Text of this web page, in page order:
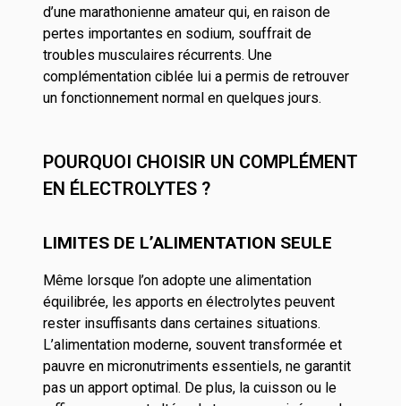
d’une marathonienne amateur qui, en raison de
pertes importantes en sodium, souffrait de
troubles musculaires récurrents. Une
complémentation ciblée lui a permis de retrouver
un fonctionnement normal en quelques jours.
POURQUOI CHOISIR UN COMPLÉMENT
EN ÉLECTROLYTES ?
LIMITES DE L’ALIMENTATION SEULE
Même lorsque l’on adopte une alimentation
équilibrée, les apports en électrolytes peuvent
rester insuffisants dans certaines situations.
L’alimentation moderne, souvent transformée et
pauvre en micronutriments essentiels, ne garantit
pas un apport optimal. De plus, la cuisson ou le